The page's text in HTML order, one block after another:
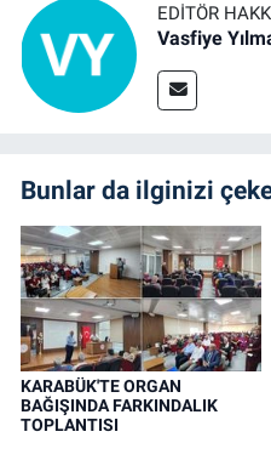
EDITÖR
Vasfiye
Bunlar da ilginizi
KARABÜK'TE ORGAN
BAĞIŞINDA FARKINDALIK
TOPLANTISI